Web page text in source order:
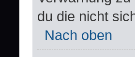
du die nicht
Nach oben